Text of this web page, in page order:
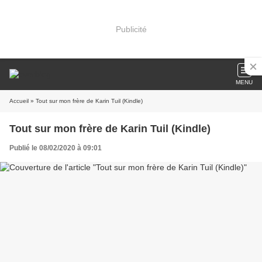
Publicité
MENU
Accueil » Tout sur mon frère de Karin Tuil (Kindle)
Tout sur mon frère de Karin Tuil (Kindle)
Publié le 08/02/2020 à 09:01